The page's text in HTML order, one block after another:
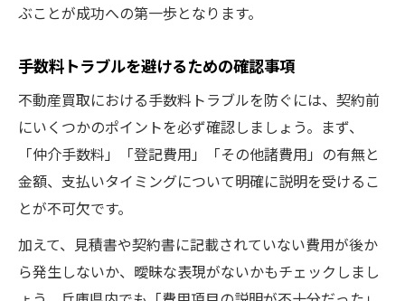
ぶことが成功への第一歩となります。
手数料トラブルを避けるための確認事項
不動産買取における手数料トラブルを防ぐには、契約前
にいくつかのポイントを必ず確認しましょう。まず、
「仲介手数料」「登記費用」「その他諸費用」の有無と
金額、支払いタイミングについて明確に説明を受けるこ
とが不可欠です。
加えて、見積書や契約書に記載されていない費用が後か
ら発生しないか、曖昧な表現がないかもチェックしまし